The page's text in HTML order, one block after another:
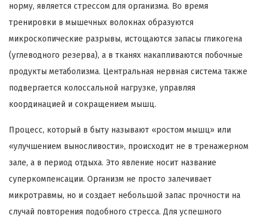
норму, является стрессом для организма. Во время
тренировки в мышечных волокнах образуются
микроскопические разрывы, истощаются запасы гликогена
(углеводного резерва), а в тканях накапливаются побочные
продукты метаболизма. Центральная нервная система также
подвергается колоссальной нагрузке, управляя
координацией и сокращением мышц.
Процесс, который в быту называют «ростом мышц» или
«улучшением выносливости», происходит не в тренажерном
зале, а в период отдыха. Это явление носит название
суперкомпенсации. Организм не просто залечивает
микротравмы, но и создает небольшой запас прочности на
случай повторения подобного стресса. Для успешного